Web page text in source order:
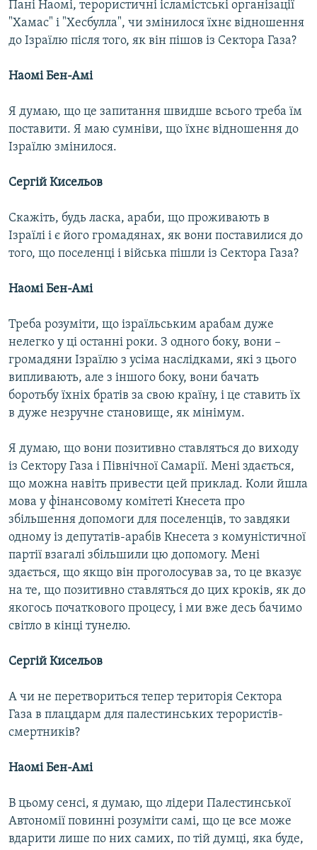
Пані Наомі, терористичні ісламістські організації
"Хамас" і "Хесбулла", чи змінилося їхнє відношення
до Ізраїлю після того, як він пішов із Сектора Газа?
Наомі Бен-Амі
Я думаю, що це запитання швидше всього треба їм
поставити. Я маю сумніви, що їхнє відношення до
Ізраїлю змінилося.
Сергій Кисельов
Скажіть, будь ласка, араби, що проживають в
Ізраїлі і є його громадянах, як вони поставилися до
того, що поселенці і війська пішли із Сектора Газа?
Наомі Бен-Амі
Треба розуміти, що ізраїльським арабам дуже
нелегко у ці останні роки. З одного боку, вони –
громадяни Ізраїлю з усіма наслідками, які з цього
випливають, але з іншого боку, вони бачать
боротьбу їхніх братів за свою країну, і це ставить їх
в дуже незручне становище, як мінімум.
Я думаю, що вони позитивно ставляться до виходу
із Сектору Газа і Північної Самарії. Мені здається,
що можна навіть привести цей приклад. Коли йшла
мова у фінансовому комітеті Кнесета про
збільшення допомоги для поселенців, то завдяки
одному із депутатів-арабів Кнесета з комуністичної
партії взагалі збільшили цю допомогу. Мені
здається, що якщо він проголосував за, то це вказує
на те, що позитивно ставляться до цих кроків, як до
якогось початкового процесу, і ми вже десь бачимо
світло в кінці тунелю.
Сергій Кисельов
А чи не перетвориться тепер територія Сектора
Газа в плацдарм для палестинських терористів-
смертників?
Наомі Бен-Амі
В цьому сенсі, я думаю, що лідери Палестинської
Автономії повинні розуміти самі, що це все може
вдарити лише по них самих, по тій думці, яка буде,